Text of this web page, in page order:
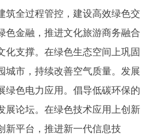
我要咨询 我要建议
在线访谈 图说互动
六区概览 人文北京
筑全过程管控，建设高效绿色交
色金融，推进文化旅游商务融合
化支撑。在绿色生态空间上巩固
城市，持续改善空气质量。发展
绿色电力应用。倡导低碳环保的
展论坛。在绿色技术应用上创新
新平台，推进新一代信息技